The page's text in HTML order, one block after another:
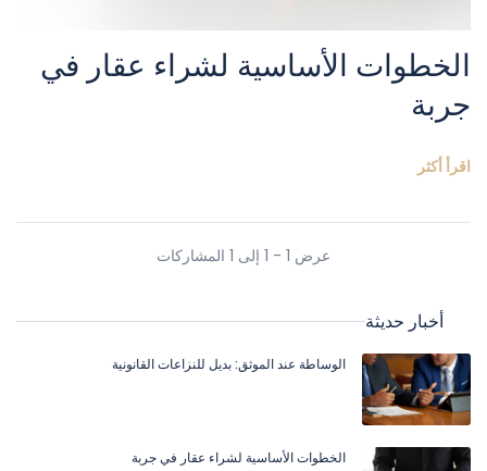
الخطوات الأساسية لشراء عقار في
جربة
اقرأ أكثر
عرض 1 - 1 إلى 1 المشاركات
أخبار حديثة
الوساطة عند الموثق: بديل للنزاعات القانونية
الخطوات الأساسية لشراء عقار في جربة